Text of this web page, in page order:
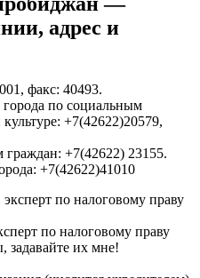
адрес и
факс: 40493.
города по социальным
+7(42622)20579,
+7(42622) 23155.
+7(42622)41010
по налоговому праву
задавайте их мне!